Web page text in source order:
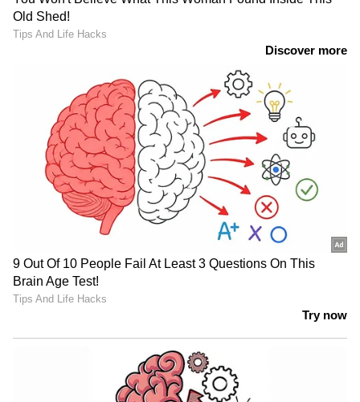
പൊലീസിന് മുൻകൂട്ടി സൂചന
ലഭിച്ചിരുന്നോ?; അർജുനായി